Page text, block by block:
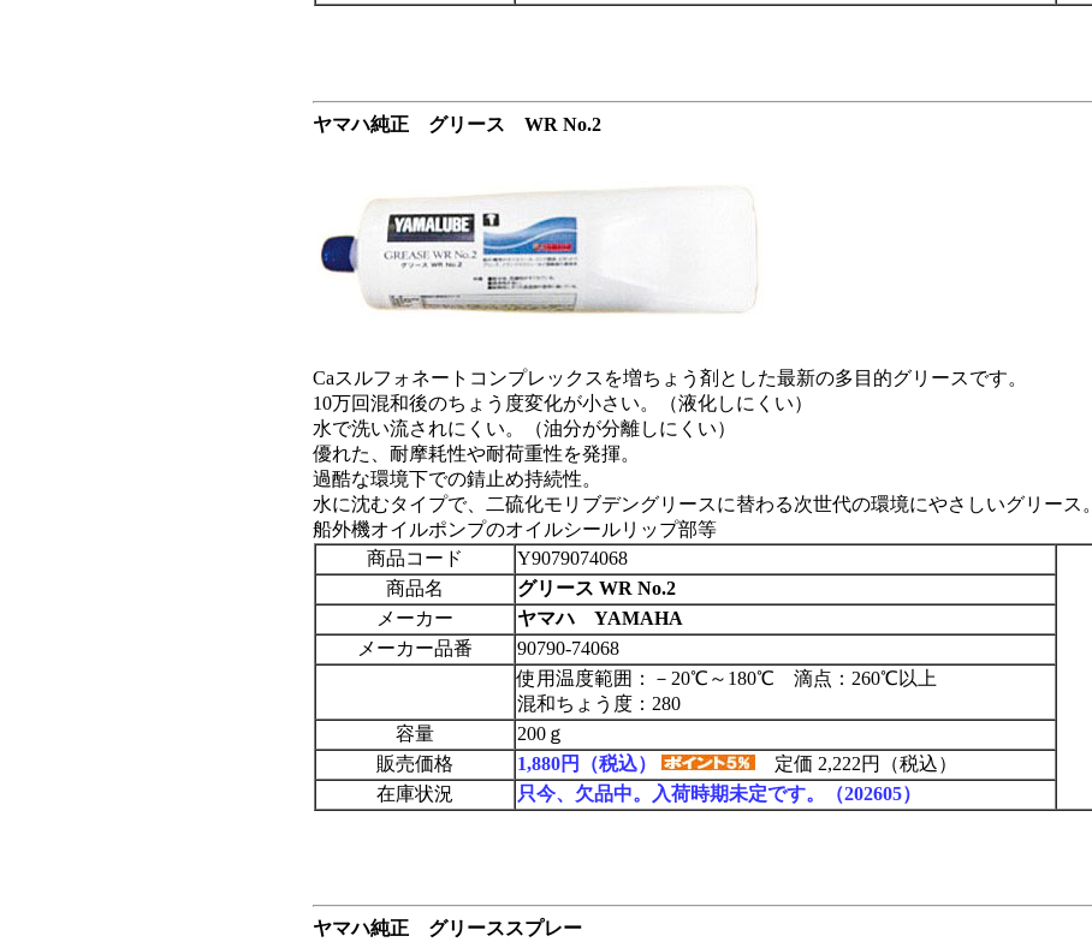
ヤマハ純正 グリース WR No.2
Caスルフォネートコンプレックスを増ちょう剤とした最新の多目的グリースです。
10万回混和後のちょう度変化が小さい。（液化しにくい）
水で洗い流されにくい。（油分が分離しにくい）
優れた、耐摩耗性や耐荷重性を発揮。
過酷な環境下での錆止め持続性。
水に沈むタイプで、二硫化モリブデングリースに替わる次世代の環境にやさしいグリース。
船外機オイルポンプのオイルシールリップ部等
商品コード
Y9079074068
商品名
グリース WR No.2
メーカー
ヤマハ YAMAHA
メーカー品番
90790-74068
使用温度範囲：－20℃～180℃ 滴点：260℃以上
混和ちょう度：280
容量
200ｇ
販売価格
1,880円（税込）
定価 2,222円（税込）
在庫状況
只今、欠品中。入荷時期未定です。（202605）
ヤマハ純正 グリーススプレー